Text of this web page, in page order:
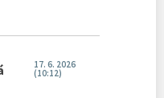
17. 6. 2026
(10:12)